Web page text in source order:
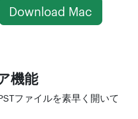
Download Mac
機能
ファイルを素早く開いて